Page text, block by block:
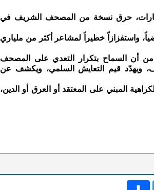
حرق نسخة من المصحف الشريف في
واستفزازاً خطيراً لمشاعر أكثر من ملياري
من أن السماح بتكرار التعدي على المصحف
ويهدّد قيم التعايش السلمي، ويكشف عن
المبني على المعتقد أو العرق أو الدين،
انشر